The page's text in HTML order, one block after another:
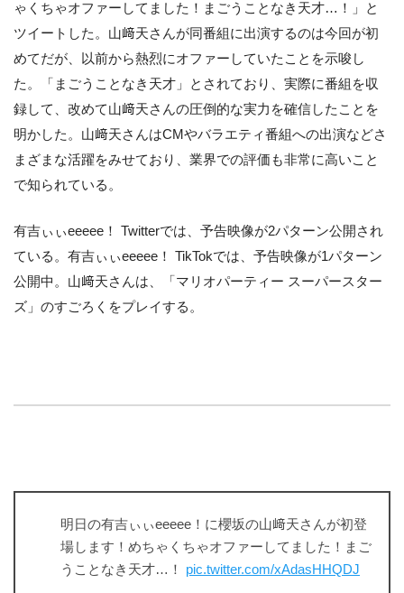
ゃくちゃオファーしてました！まごうことなき天才…！」と
ツイートした。山﨑天さんが同番組に出演するのは今回が初
めてだが、以前から熱烈にオファーしていたことを示唆し
た。「まごうことなき天才」とされており、実際に番組を収
録して、改めて山﨑天さんの圧倒的な実力を確信したことを
明かした。山﨑天さんはCMやバラエティ番組への出演などさ
まざまな活躍をみせており、業界での評価も非常に高いこと
で知られている。
有吉ぃぃeeeee！ Twitterでは、予告映像が2パターン公開され
ている。有吉ぃぃeeeee！ TikTokでは、予告映像が1パターン
公開中。山﨑天さんは、「マリオパーティー スーパースター
ズ」のすごろくをプレイする。
明日の有吉ぃぃeeeee！に櫻坂の山﨑天さんが初登
場します！めちゃくちゃオファーしてました！まご
うことなき天才…！ pic.twitter.com/xAdasHHQDJ